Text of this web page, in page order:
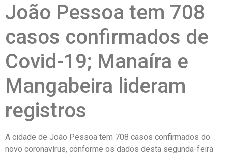
João Pessoa tem 708
casos confirmados de
Covid-19; Manaíra e
Mangabeira lideram
registros
A cidade de João Pessoa tem 708 casos confirmados do
novo coronavírus, conforme os dados desta segunda-feira